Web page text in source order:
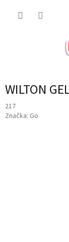
WILTON
217
Značka: Go